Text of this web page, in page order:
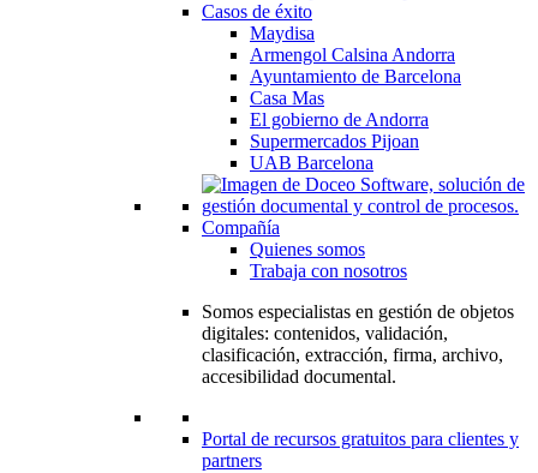
Casos de éxito
Maydisa
Armengol Calsina Andorra
Ayuntamiento de Barcelona
Casa Mas
El gobierno de Andorra
Supermercados Pijoan
UAB Barcelona
Compañía
Quienes somos
Trabaja con nosotros
Somos especialistas en gestión de objetos
digitales: contenidos, validación,
clasificación, extracción, firma, archivo,
accesibilidad documental.
Portal de recursos gratuitos para clientes y
partners